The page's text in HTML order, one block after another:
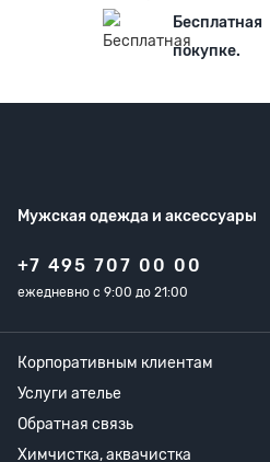
Бесплатная
покупке.
Мужская одежда и аксессуары
+7 495 707 00 00
ежедневно с 9:00 до 21:00
Корпоративным клиентам
Услуги ателье
Обратная связь
Химчистка, аквачистка